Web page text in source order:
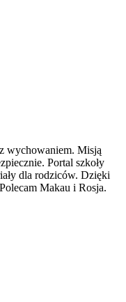
wychowaniem. Misją
Portal szkoły
dla rodziców. Dzięki
Makau i Rosja.